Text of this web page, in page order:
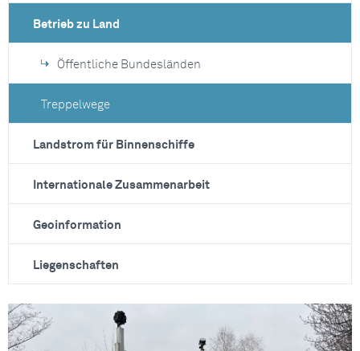
Betrieb zu Land
Öffentliche Bundesländen
Treppelwege
Landstrom für Binnenschiffe
Internationale Zusammenarbeit
Geoinformation
Liegenschaften